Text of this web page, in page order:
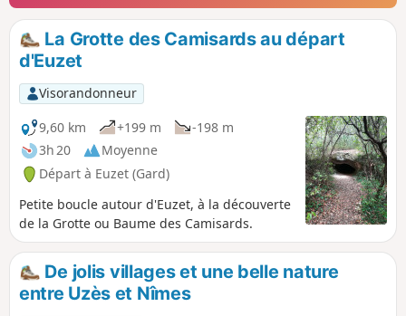
La Grotte des Camisards au départ
d'Euzet
Visorandonneur
9,60 km
+199 m
-198 m
3h 20
Moyenne
Départ à Euzet (Gard)
Petite boucle autour d'Euzet, à la découverte
de la Grotte ou Baume des Camisards.
De jolis villages et une belle nature
entre Uzès et Nîmes